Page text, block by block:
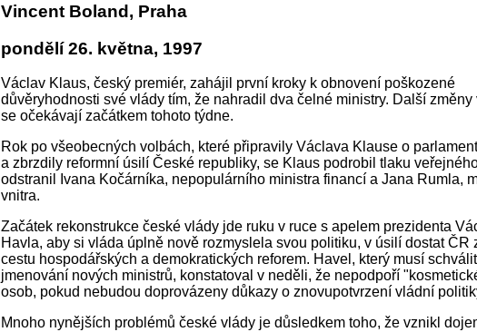
Vincent Boland, Praha
pondělí 26. května, 1997
Václav Klaus, český premiér, zahájil první kroky k obnovení poškozené
důvěryhodnosti své vlády tím, že nahradil dva čelné ministry. Další změny
se očekávají začátkem tohoto týdne.
Rok po všeobecných volbách, které připravily Václava Klause o
a zbrzdily reformní úsilí České republiky, se Klaus podrobil tlaku
odstranil Ivana Kočárníka, nepopulárního ministra financí a Jana Rumla,
vnitra.
Začátek rekonstrukce české vlády jde ruku v ruce s apelem prezidenta
Havla, aby si vláda úplně nově rozmyslela svou politiku, v úsilí dostat ČR
cestu hospodářských a demokratických reforem. Havel, který musí schválit
jmenování nových ministrů, konstatoval v neděli, že nepodpoří
osob, pokud nebudou doprovázeny důkazy o znovupotvrzení vládní
Mnoho nynějších problémů české vlády je důsledkem toho, že vznikl